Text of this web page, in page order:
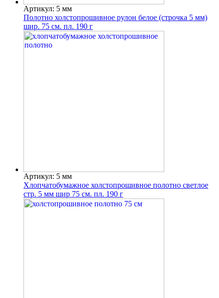
Артикул: 5 мм
Полотно холстопрошивное рулон белое (строчка 5 мм)
шир. 75 см. пл. 190 г
Артикул: 5 мм
Хлопчатобумажное холстопрошивное полотно светлое
стр. 5 мм шир 75 см. пл. 190 г